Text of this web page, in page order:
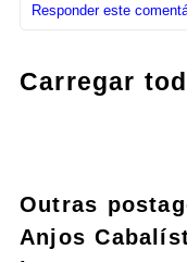
Responder este
Carregar
Outras
Anjos